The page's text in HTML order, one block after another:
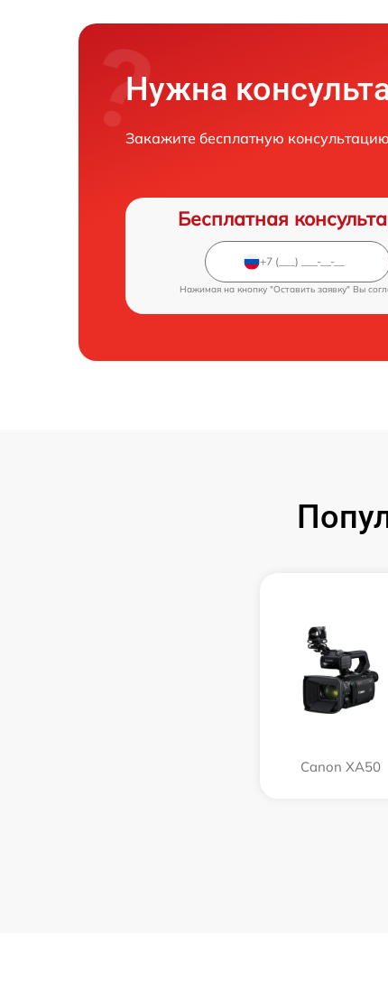
Нужна
Закажите бесплатную консультацию
Бесплатная
Нажимая на кнопку "Оставить заявку" Вы
Canon XA50